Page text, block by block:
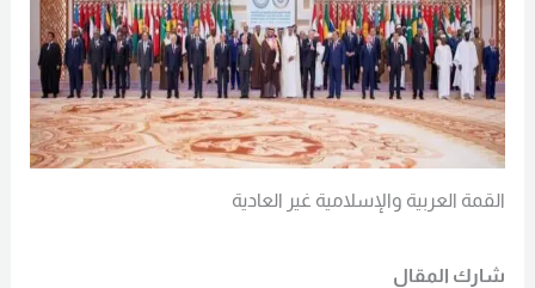
القمة العربية والإسلامية غير العادية
شارك المقال